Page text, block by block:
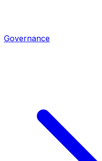
Governance